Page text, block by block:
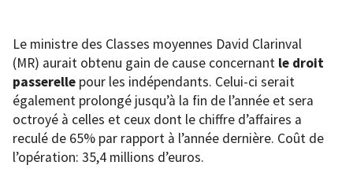
Le ministre des Classes moyennes David Clarinval
(MR) aurait obtenu gain de cause concernant le droit
passerelle pour les indépendants. Celui-ci serait
également prolongé jusqu’à la fin de l’année et sera
octroyé à celles et ceux dont le chiffre d’affaires a
reculé de 65% par rapport à l’année dernière. Coût de
l’opération: 35,4 millions d’euros.